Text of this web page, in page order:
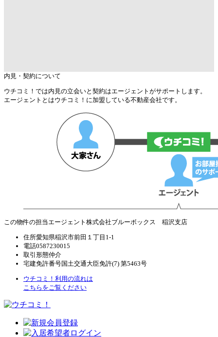
内見・契約について
ウチコミ！では内見の立会いと契約はエージェントがサポートします。
エージェントとはウチコミ！に加盟している不動産会社です。
この物件の担当エージェント 株式会社ブルーボックス 稲沢支店
住所愛知県稲沢市前田１丁目1-1
電話0587230015
取引形態仲介
宅建免許番号国土交通大臣免許(7) 第5463号
ウチコミ！利用の流れは
こちらをご覧ください